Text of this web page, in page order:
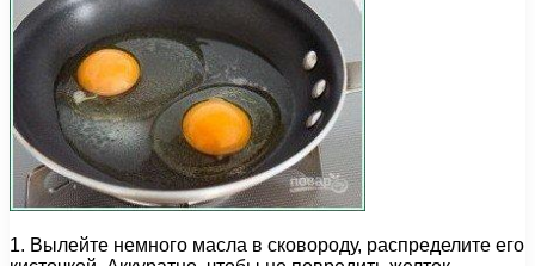
1. Вылейте немного масла в сковороду, распределите его